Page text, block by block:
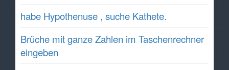
habe Hypothenuse , suche Kathete.
Brüche mit ganze Zahlen im Taschenrechner
eingeben